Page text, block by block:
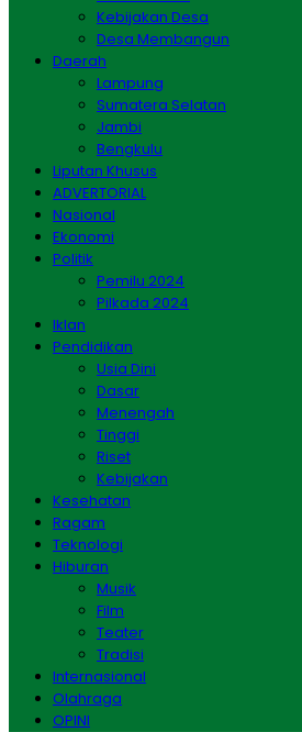
Kebijakan Desa
Desa Membangun
Daerah
Lampung
Sumatera Selatan
Jambi
Bengkulu
Liputan Khusus
ADVERTORIAL
Nasional
Ekonomi
Politik
Pemilu 2024
Pilkada 2024
Iklan
Pendidikan
Usia Dini
Dasar
Menengah
Tinggi
Riset
Kebijakan
Kesehatan
Ragam
Teknologi
Hiburan
Musik
Film
Teater
Tradisi
Internasional
Olahraga
OPINI